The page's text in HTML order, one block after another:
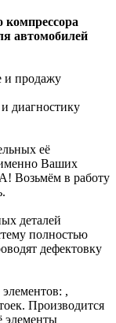
компрессора
автомобилей
и продажу
диагностику
её
Ваших
в работу
деталей
полностью
дефектовку
,
Производится
элементы